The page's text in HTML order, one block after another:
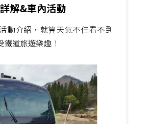
解&車內活動
動介紹，就算天氣不佳看不到
道旅遊樂趣！